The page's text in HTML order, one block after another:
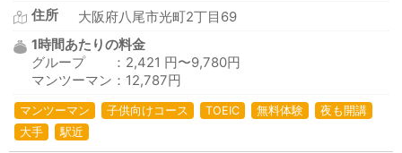
住所
大阪府八尾市光町2丁目69
1時間あたりの料金
グループ ：2,421 円〜9,780円
マンツーマン：12,787円
マンツーマン 子供向けコース TOEIC 無料体験
夜も開講
大手
駅近